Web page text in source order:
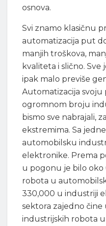
osnova.
Svi znamo klasičnu
automatizacija put
manjih troškova,
kvaliteta i slično. Sve
ipak malo previše
Automatizacija svoju
ogromnom broju
bismo sve nabrajali,
ekstremima. Sa
automobilsku
elektronike. Prema
u pogonu je bilo oko
robota u
330,000 u industriji
sektora zajedno čine
industrijskih robota